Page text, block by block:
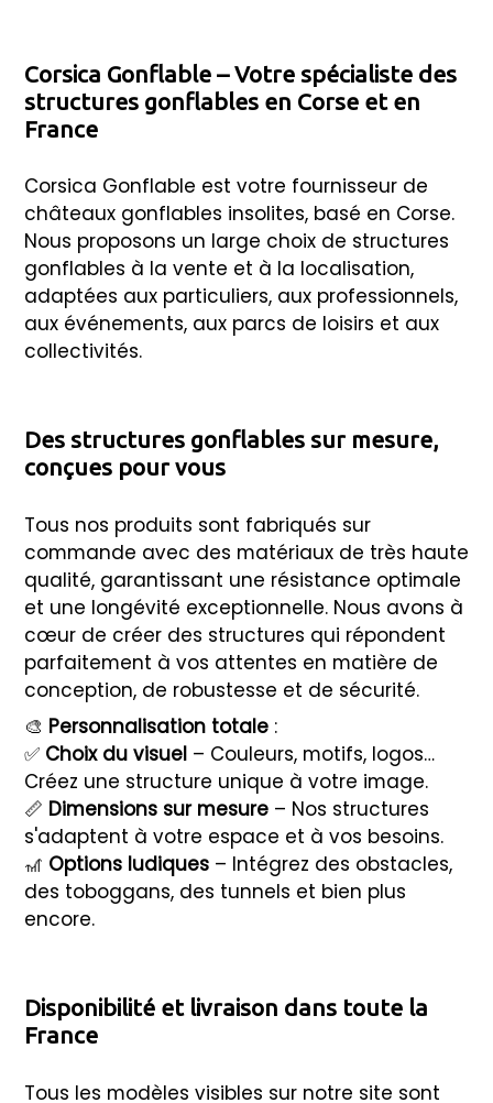
Corsica Gonflable – Votre spécialiste des
structures gonflables en Corse et en
France
Corsica Gonflable est votre fournisseur de
châteaux gonflables insolites, basé en Corse.
Nous proposons un large choix de structures
gonflables à la vente et à la localisation,
adaptées aux particuliers, aux professionnels,
aux événements, aux parcs de loisirs et aux
collectivités.
Des structures gonflables sur mesure,
conçues pour vous
Tous nos produits sont fabriqués sur
commande avec des matériaux de très haute
qualité, garantissant une résistance optimale
et une longévité exceptionnelle. Nous avons à
cœur de créer des structures qui répondent
parfaitement à vos attentes en matière de
conception, de robustesse et de sécurité.
🎨 Personnalisation totale :
✅ Choix du visuel – Couleurs, motifs, logos…
Créez une structure unique à votre image.
📏 Dimensions sur mesure – Nos structures
s'adaptent à votre espace et à vos besoins.
🎢 Options ludiques – Intégrez des obstacles,
des toboggans, des tunnels et bien plus
encore.
Disponibilité et livraison dans toute la
France
Tous les modèles visibles sur notre site sont